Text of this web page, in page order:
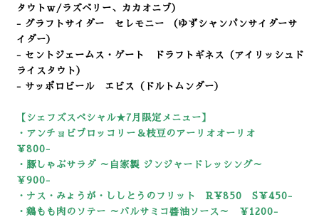
タウトｗ/ラズベリー、カカオニブ）
- グラフトサイダー セレモニー （ゆずシャンパンサイダーサ
イダー）
- セントジェームス・ゲート ドラフトギネス（アイリッシュド
ライスタウト）
- サッポロビール エビス（ドルトムンダー）
【シェフズスペシャル★7 月限定メニュー】
・アンチョビブロッコリー＆枝豆のアーリオオーリオ
￥800-
・豚しゃぶサラダ ～自家製 ジンジャードレッシング～
￥900-
・ナス・みょうが・ししとうのフリット R¥850 S￥450-
・鶏もも肉のソテー ～バルサミコ醬油ソース～ ￥1200-